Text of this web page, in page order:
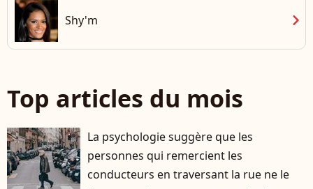
Shy'm chevron_right
Top articles du mois
La psychologie suggère que les
personnes qui remercient les
conducteurs en traversant la rue ne le